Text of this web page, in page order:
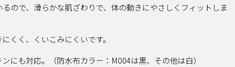
ので、滑らかな肌ざわりで、体の動きにやさしくフィットしま
くく、くいこみにくいです。
にも対応。（防水布カラー：M004は黒、その他は白）